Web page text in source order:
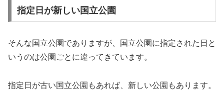
指定日が新しい国立公園
そんな国立公園でありますが、国立公園に指定された日と
いうのは公園ごとに違ってきています。
指定日が古い国立公園もあれば、新しい公園もあります。